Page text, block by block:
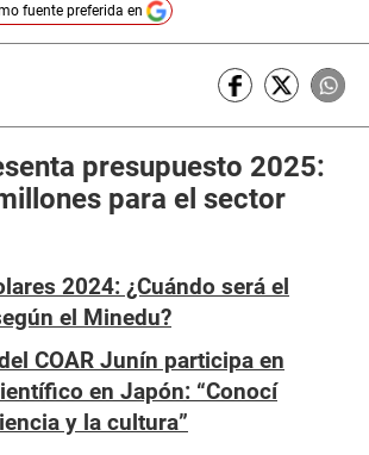
fuente preferida en
presupuesto 2025:
para el sector
2024: ¿Cuándo será el
el Minedu?
COAR Junín participa en
en Japón: “Conocí
y la cultura”